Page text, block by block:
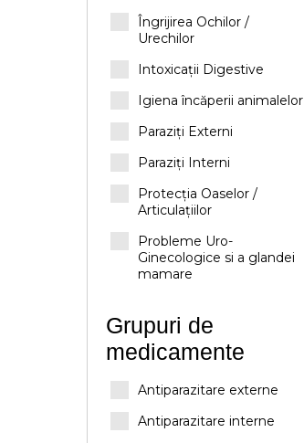
Îngrijirea Ochilor /
Urechilor
Intoxicații Digestive
Igiena încăperii animalelor
Paraziți Externi
Paraziți Interni
Protecția Oaselor /
Articulațiilor
Probleme Uro-
Ginecologice si a glandei
mamare
Grupuri de
medicamente
Antiparazitare externe
Antiparazitare interne